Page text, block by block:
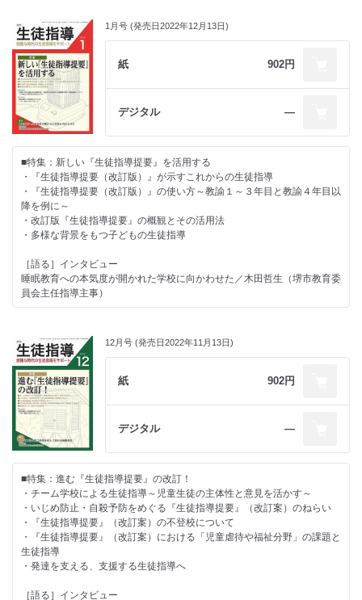
保護者とのつながりを深める／担任学研究会
・深読み？教育のことば
「主体（的）であるということ」／市川秀之
・今月の書評
・教育関連ニュース
・生徒指導のお知らせ
・日本生徒指導学会掲示板
・インフォメーション
“せいとしどう”ってなに？
子ども虐待防止に、学校は何ができるか？
耳を澄ます～先生と心理士のオープンダイアローグ～
重大事態を防ぐために学ぶ
ひとはなぜ～倫理教師の自問自答～
さち子先生の生徒指導日記
リーダーなら知っておきたい教育の話
これからの情報モラル教育
家本先生の言葉に学ぶ教師学
しくじり管理職の失敗記～しょうがねーなー～
学校・教師と福祉をつなぐ「ことば」
教育を診る～取材ノートから～
教育と法の狭間で
押さえておきたい教育ニュース
教師のためのマナー講座
あのときの生徒これからの生徒
日本生徒指導学会 掲示板
ブックマンション
1月号 (発売日2022年12月13日)
紙 902円
デジタル ―
■特集：新しい『生徒指導提要』を活用する
・『生徒指導提要（改訂版）』が示すこれからの生徒指導
・『生徒指導提要（改訂版）』の使い方～教諭１～３年目と教諭４年目以
降を例に～
・改訂版『生徒指導提要』の概観とその活用法
・多様な背景をもつ子どもの生徒指導
［語る］インタビュー
睡眠教育への本気度が開かれた学校に向かわせた／木田哲生（堺市教育委
員会主任指導主事）
“せいとしどう”ってなに？
子ども虐待防止に、学校は何ができるか？
耳を澄ます～先生と心理士のオープンダイアローグ～
重大事態を防ぐために学ぶ
ひとはなぜ～倫理教師の自問自答～
さち子先生の生徒指導日記
リーダーなら知っておきたい教育の話
これからの情報モラル教育
家本先生の言葉に学ぶ教師学
広がれ！子どもの権利条約
しくじり管理職の失敗記～しょうがねーなー～
学校・教師と福祉をつなぐ「ことば」
教育を診る～取材ノートから～
教育と法の狭間で
押さえておきたい教育ニュース
私を変えたこの１冊
12月号 (発売日2022年11月13日)
紙 902円
デジタル ―
■特集：進む『生徒指導提要』の改訂！
・チーム学校による生徒指導～児童生徒の主体性と意見を活かす～
・いじめ防止・自殺予防をめぐる『生徒指導提要』（改訂案）のねらい
・『生徒指導提要』（改訂案）の不登校について
・『生徒指導提要』（改訂案）における「児童虐待や福祉分野」の課題と
生徒指導
・発達を支える、支援する生徒指導へ
［語る］インタビュー